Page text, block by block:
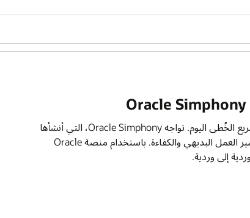
وفِّر المرونة التي تحتاجها شركتك للازدهار في المشهد التنافسي السريع الخُطى اليوم. تواجه Oracle Simphony، التي أنشأها
خبراء المطاعم التحديات الأساسية للمشغلين: السرعة والموثوقية وسير العمل البديهي والكفاءة. باستخدام منصة Oracle